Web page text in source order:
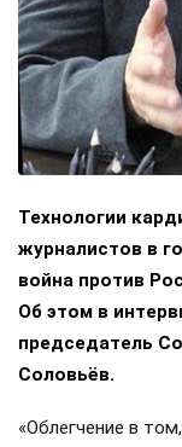
Технологии
журналистов в
война против
Об этом в
председатель
Соловьёв.
«Облегчение в